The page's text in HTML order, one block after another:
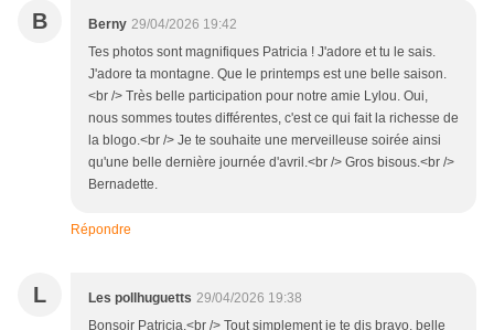
B Berny 29/04/2026 19:42
Tes photos sont magnifiques Patricia ! J'adore et tu le sais.
J'adore ta montagne. Que le printemps est une belle saison.
<br /> Très belle participation pour notre amie Lylou. Oui,
nous sommes toutes différentes, c'est ce qui fait la richesse de
la blogo.<br /> Je te souhaite une merveilleuse soirée ainsi
qu'une belle dernière journée d'avril.<br /> Gros bisous.<br />
Bernadette.
Répondre
L Les pollhuguetts 29/04/2026 19:38
Bonsoir Patricia,<br /> Tout simplement je te dis bravo. belle